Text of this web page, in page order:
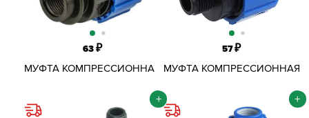
63₽
МУФТА КОМПРЕССИОННАЯ
57₽
МУФТА КОМПРЕССИОННАЯ
+ +